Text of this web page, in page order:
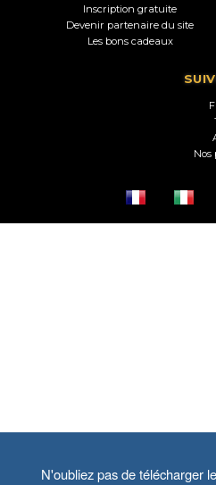
Inscription gratuite
Devenir partenaire du site
Les bons cadeaux
Nos
N'oubliez pas de télécharger